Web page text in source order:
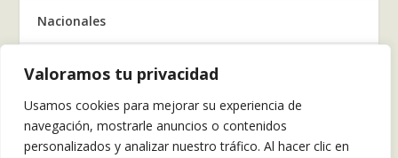
Valoramos tu privacidad
Usamos cookies para mejorar su experiencia de
navegación, mostrarle anuncios o contenidos
personalizados y analizar nuestro tráfico. Al hacer clic en
Nacionales
Regionales
Salud
Tecnología